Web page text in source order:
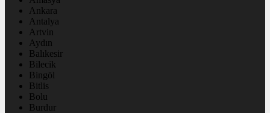
Ankara
Antalya
Artvin
Aydın
Balıkesir
Bilecik
Bingöl
Bitlis
Bolu
Burdur